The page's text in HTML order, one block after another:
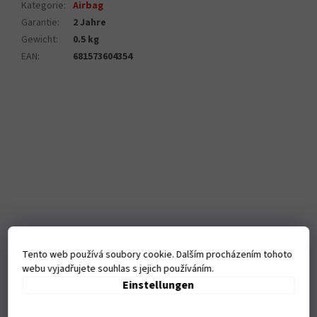
Tento web používá soubory cookie. Dalším procházením tohoto
webu vyjadřujete souhlas s jejich používáním.
Einstellungen
Kategorie: Airbag
Garantie:
2 Jahre
Gewicht:
0.5 kg
EAN: 681573604354
Kamenná